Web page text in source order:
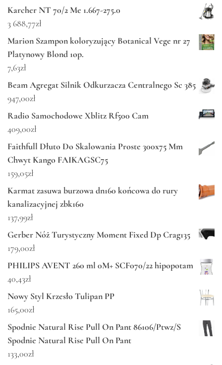
Karcher NT 70/2 Me 1.667-275.0
3 688,77zł
Marion Szampon koloryzujący Botanical Vege nr 27
Platynowy Blond 1op.
7,63zł
Beam Agregat Silnik Odkurzacza Centralnego Sc 385
947,00zł
Radio Samochodowe Xblitz Rf500 Cam
409,00zł
Faithfull Dłuto Do Skalowania Proste 300x75 Mm
Chwyt Kango FAIKAGSC75
159,05zł
Karmat zasuwa burzowa dn160 końcowa do rury
kanalizacyjnej zbk160
137,99zł
Gerber Nóż Turystyczny Moment Fixed Dp Crag135
179,00zł
PHILIPS AVENT 260 ml 0M+ SCF070/22 hipopotam
40,43zł
Nowy Styl Krzesło Tulipan PP
165,00zł
Spodnie Natural Rise Pull On Pant 86106/Ptwz/S
Spodnie Natural Rise Pull On Pant
133,00zł